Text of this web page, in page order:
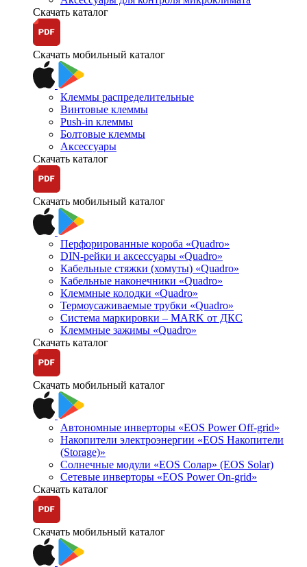
Скачать каталог
Скачать мобильный каталог
Клеммы распределительные
Винтовые клеммы
Push-in клеммы
Болтовые клеммы
Аксессуары
Скачать каталог
Скачать мобильный каталог
Перфорированные короба «Quadro»
DIN-рейки и аксессуары «Quadro»
Кабельные стяжки (хомуты) «Quadro»
Кабельные наконечники «Quadro»
Клеммные колодки «Quadro»
Термоусаживаемые трубки «Quadro»
Система маркировки – MARK от ДКС
Клеммные зажимы «Quadro»
Скачать каталог
Скачать мобильный каталог
Автономные инверторы «EOS Power Off-grid»
Накопители электроэнергии «EOS Накопители
(Storage)»
Солнечные модули «EOS Солар» (EOS Solar)
Сетевые инверторы «EOS Power On-grid»
Скачать каталог
Скачать мобильный каталог